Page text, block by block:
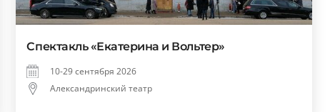
Спектакль «Екатерина и Вольтер»
10-29 сентября 2026
Александринский театр